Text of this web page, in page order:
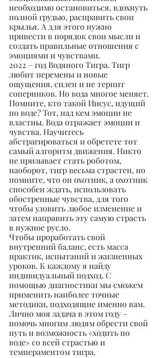
необходимо остановиться, вдохнуть
полной грудью, расправить свои
крылья. А для этого нужно
привести в порядок свои мысли и
создать правильные отношения с
эмоциями и чувствами.
2022 – год Водяного Тигра. Тигр
любит перемены и новые
ощущения, силен и не терпит
соперников. Но вода многое меняет.
Помните, кто такой Иисус, идущий
по воде? Тот, над кем эмоции не
властны. Вода отражает эмоции и
чувства. Научитесь
абстрагироваться и обретете тот
самый алгоритм движения. Никто
не призывает стать роботом,
наоборот, тигр весьма страстен, но
помните, что он охотник, а охотник
способен ждать, использовать
обостренные чувства, для того
чтобы уловить любое изменение и
затем направить эту самую страсть
в нужное русло.
Чтобы проработать свой
внутренний баланс, есть масса
практик, испытаний и жизненных
уроков. К каждому я найду
индивидуальный подход. С
помощью диагностики мы сможем
применить наиболее точные
методики, подходящие именно вам.
Лично моя задача в этом году –
помочь многим людям обрести свой
путь и возможность «ходить по
воде» со всей страстью и
темпераментом тигра.